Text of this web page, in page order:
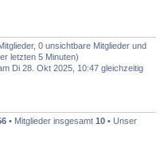
0 unsichtbare Mitglieder und
letzten 5 Minuten)
Di 28. Okt 2025, 10:47 gleichzeitig
• Mitglieder insgesamt 10 • Unser